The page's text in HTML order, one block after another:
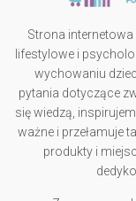
Strona
lifestylowe i
wychowaniu
pytania dotyczące
się wiedzą,
ważne i przełamuje
produkty i